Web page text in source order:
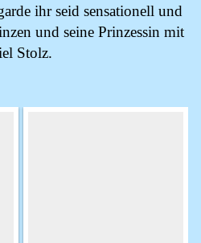
ihr seid sensationell und
und seine Prinzessin mit
Stolz.